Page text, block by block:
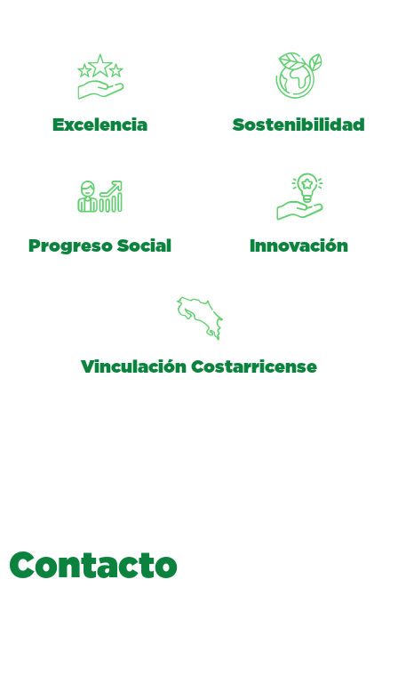
Excelencia Sostenibilidad
Progreso Social Innovación
Vinculación Costarricense
Contacto